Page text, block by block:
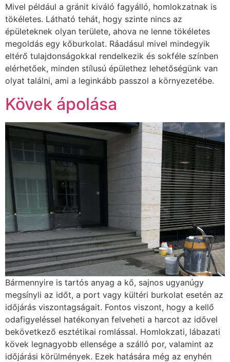
Mivel például a gránit kiváló fagyálló, homlokzatnak is
tökéletes. Látható tehát, hogy szinte nincs az
épületeknek olyan területe, ahova ne lenne tökéletes
megoldás egy kőburkolat. Ráadásul mivel mindegyik
eltérő tulajdonságokkal rendelkezik és sokféle színben
elérhetőek, minden stílusú épülethez lehetőségünk van
olyat találni, ami a leginkább passzol a környezetébe.
Kövek ápolása
Bármennyire is tartós anyag a kő, sajnos ugyanúgy
megsínyli az időt, a port vagy kültéri burkolat esetén az
időjárás viszontagságait. Fontos viszont, hogy a kellő
odafigyeléssel hatékonyan felveheti a harcot az idővel
bekövetkező esztétikai romlással. Homlokzati, lábazati
kövek legnagyobb ellensége a szálló por, valamint az
időjárási körülmények. Ezek hatására még az enyhén